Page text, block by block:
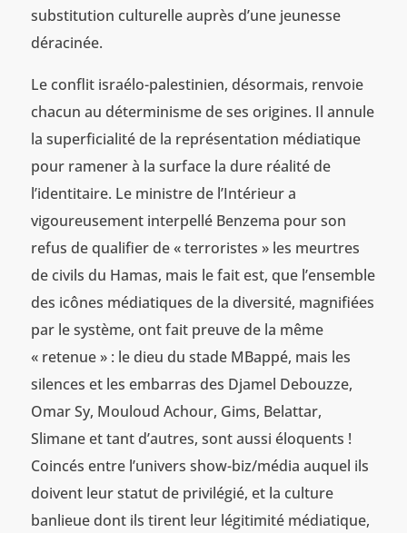
substitution culturelle auprès d’une jeunesse
déracinée.
Le conflit israélo-palestinien, désormais, renvoie
chacun au déterminisme de ses origines. Il annule
la superficialité de la représentation médiatique
pour ramener à la surface la dure réalité de
l’identitaire. Le ministre de l’Intérieur a
vigoureusement interpellé Benzema pour son
refus de qualifier de « terroristes » les meurtres
de civils du Hamas, mais le fait est, que l’ensemble
des icônes médiatiques de la diversité, magnifiées
par le système, ont fait preuve de la même
« retenue » : le dieu du stade MBappé, mais les
silences et les embarras des Djamel Debouzze,
Omar Sy, Mouloud Achour, Gims, Belattar,
Slimane et tant d’autres, sont aussi éloquents !
Coincés entre l’univers show-biz/média auquel ils
doivent leur statut de privilégié, et la culture
banlieue dont ils tirent leur légitimité médiatique,